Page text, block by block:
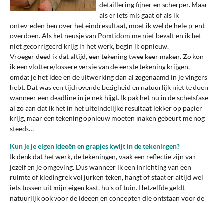
detaillering fijner en scherper. Maar
als er iets mis gaat of als ik
ontevreden ben over het eindresultaat, moet ik wel de hele prent
overdoen. Als het neusje van Pomtidom me niet bevalt en ik het
niet gecorrigeerd krijg in het werk, begin ik opnieuw.
Vroeger deed ik dat altijd, een tekening twee keer maken. Zo kon
ik een vlottere/lossere versie van de eerste tekening krijgen,
omdat je het idee en de uitwerking dan al zogenaamd in je vingers
hebt. Dat was een tijdrovende bezigheid en natuurlijk niet te doen
wanneer een deadline in je nek hijgt. Ik pak het nu in de schetsfase
al zo aan dat ik het in het uiteindelijke resultaat lekker op papier
krijg, maar een tekening opnieuw moeten maken gebeurt me nog
steeds…
Kun je je eigen ideeën en grapjes kwijt in de tekeningen?
Ik denk dat het werk, de tekeningen, vaak een reflectie zijn van
jezelf en je omgeving. Dus wanneer ik een inrichting van een
ruimte of kledingrek vol jurken teken, hangt of staat er altijd wel
iets tussen uit mijn eigen kast, huis of tuin. Hetzelfde geldt
natuurlijk ook voor de ideeën en concepten die ontstaan voor de